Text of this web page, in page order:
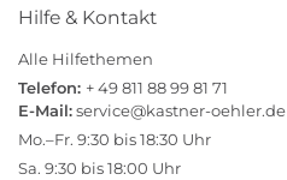
Hilfe & Kontakt
Alle Hilfethemen
Telefon: + 49 811 88 99 81 71
E-Mail:service@kastner-oehler.de
Mo.–Fr. 9:30 bis 18:30 Uhr
Sa. 9:30 bis 18:00 Uhr